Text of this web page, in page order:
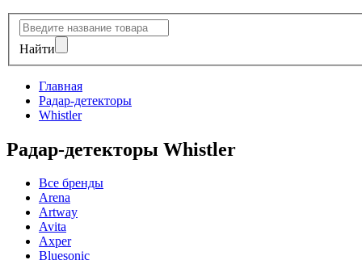
Найти
Главная
Радар-детекторы
Whistler
Радар-детекторы Whistler
Все бренды
Arena
Artway
Avita
Axper
Bluesonic